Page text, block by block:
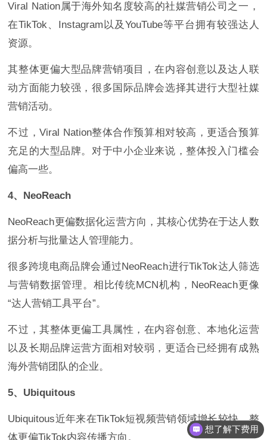
Viral Nation属于海外知名度较高的社媒营销公司之一，
在TikTok、Instagram以及YouTube等平台拥有较强达人
资源。
其整体更偏大型品牌营销项目，在内容创意以及达人联
动方面能力较强，很多国际品牌会选择其进行大型社媒
营销活动。
不过，Viral Nation整体合作预算相对较高，更适合预算
充足的大型品牌。对于中小企业来说，整体投入门槛会
偏高一些。
4、NeoReach
NeoReach更偏数据化运营方向，其核心优势在于达人数
据分析与批量达人管理能力。
很多跨境电商品牌会通过NeoReach进行TikTok达人筛选
与营销数据管理。相比传统MCN机构，NeoReach更像
“达人营销工具平台”。
不过，其整体更偏工具属性，在内容创意、本地化运营
以及长期品牌运营方面相对较弱，更适合已经拥有成熟
海外营销团队的企业。
5、Ubiquitous
Ubiquitous近年来在TikTok短视频营销领域增长较快，整
体更偏TikTok内容传播方向。
想了解下费用